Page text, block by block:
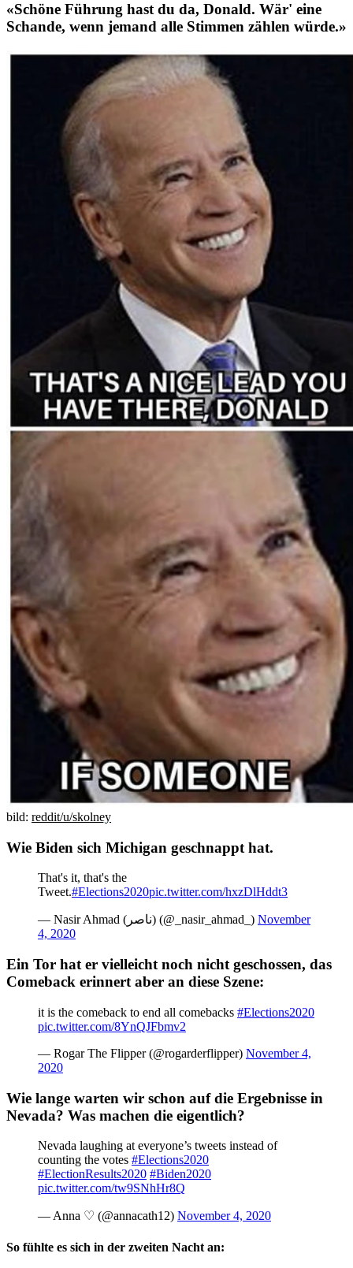
«Schöne Führung hast du da, Donald. Wär' eine
Schande, wenn jemand alle Stimmen zählen würde.»
bild: reddit/u/skolney
Wie Biden sich Michigan geschnappt hat.
That's it, that's the
Tweet.#Elections2020pic.twitter.com/hxzDlHddt3
— Nasir Ahmad (ناصر‎) (@_nasir_ahmad_) November
4, 2020
Ein Tor hat er vielleicht noch nicht geschossen, das
Comeback erinnert aber an diese Szene:
it is the comeback to end all comebacks #Elections2020
pic.twitter.com/8YnQJFbmv2
— Rogar The Flipper (@rogarderflipper) November 4,
2020
Wie lange warten wir schon auf die Ergebnisse in
Nevada? Was machen die eigentlich?
Nevada laughing at everyone’s tweets instead of
counting the votes #Elections2020
#ElectionResults2020 #Biden2020
pic.twitter.com/tw9SNhHr8Q
— Anna ♡ (@annacath12) November 4, 2020
So fühlte es sich in der zweiten Nacht an: